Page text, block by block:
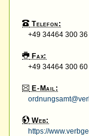
Telefon:
+49 34464 300 36
Fax:
+49 34464 300 60
E-Mail:
Web:
https://